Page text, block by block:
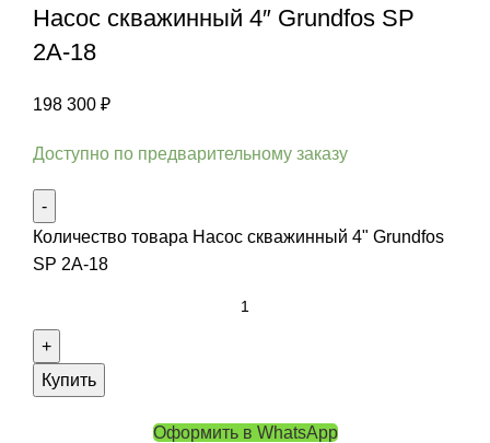
Насос скважинный 4″ Grundfos SP
2A-18
198 300 ₽
Доступно по предварительному заказу
Количество товара Насос скважинный 4" Grundfos
SP 2A-18
Купить
Оформить в WhatsApp